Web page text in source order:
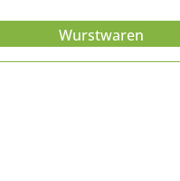
Wurstwaren